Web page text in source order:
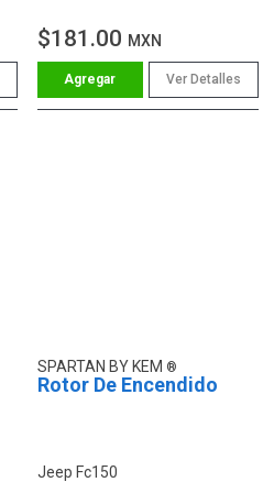
$181.00 MXN
Ver Detalles
SPARTAN BY KEM
Rotor De Encendido
Jeep Fc150